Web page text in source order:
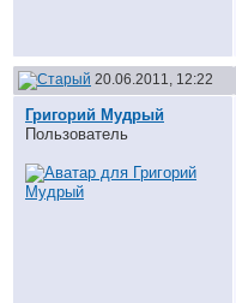
20.06.2011, 12:22
Григорий Мудрый
Пользователь